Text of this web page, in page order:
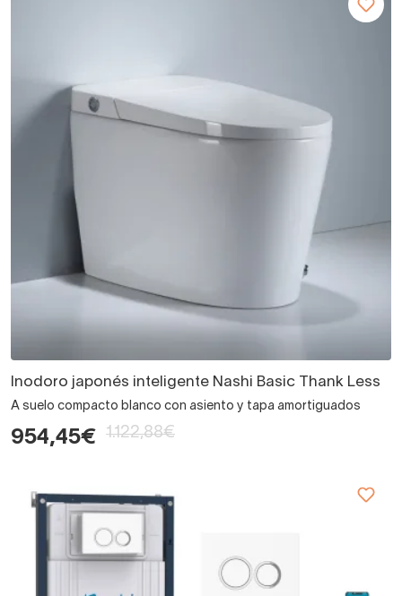
Inodoro japonés inteligente Nashi Basic Thank Less
A suelo compacto blanco con asiento y tapa amortiguados
954,45€ 1.122,88€